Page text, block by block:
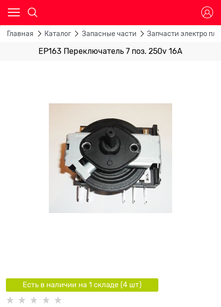
Главная Каталог Запасные части Запчасти электро
EP163 Переключатель 7 поз. 250v 16A
Есть в наличии на 1 складe (4шт)